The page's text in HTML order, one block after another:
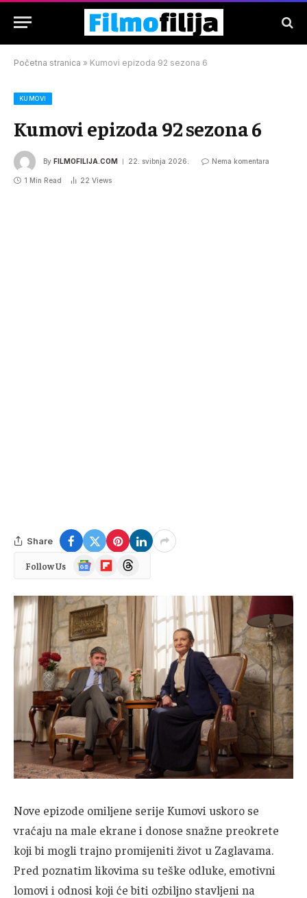
Početna stranica » Kumovi epizoda 92 sezona 6
KUMOVI
Kumovi epizoda 92 sezona 6
By FILMOFILIJA.COM 22. svibnja 2026. Nema komentara
1 Min Read 22 Views
Share
Follow Us
Google
News
FlipboardThreads
Nove epizode omiljene serije Kumovi uskoro se
vraćaju na male ekrane i donose snažne preokrete
koji bi mogli trajno promijeniti život u Zaglavama.
Pred poznatim likovima su teške odluke, emotivni
lomovi i odnosi koji će biti ozbiljno stavljeni na